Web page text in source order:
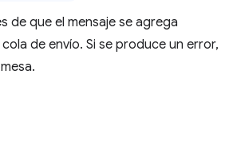
de que el mensaje se agrega
de envío. Si se produce un error,